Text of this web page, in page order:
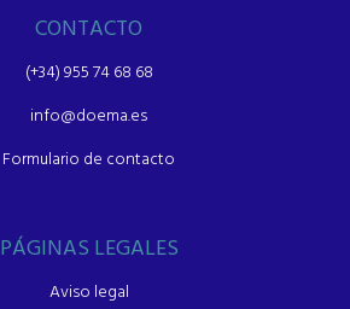
CONTACTO
(+34) 955 74 68 68
info@doema.es
Formulario de contacto
PÁGINAS LEGALES
Aviso legal